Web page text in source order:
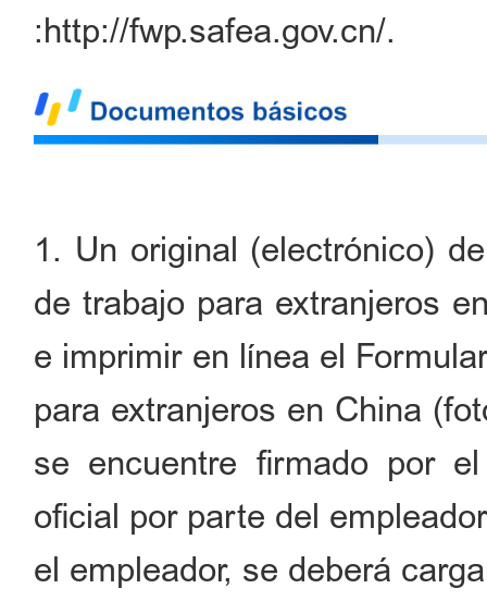
:http://fwp.safea.gov.cn/.
1. Un original (electrónico)
de trabajo para extranjeros
e imprimir en línea el
para extranjeros en China
se encuentre firmado por
oficial por parte del
el empleador, se deberá